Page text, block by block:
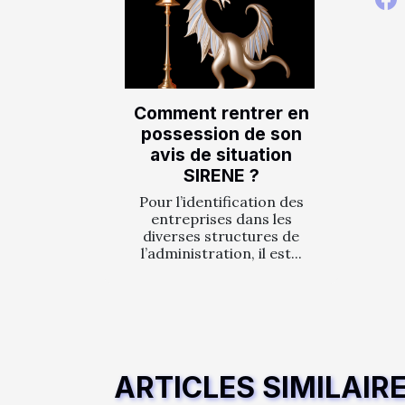
Comment rentrer en
possession de son
avis de situation
SIRENE ?
Pour l’identification des
entreprises dans les
diverses structures de
l’administration, il est...
ARTICLES